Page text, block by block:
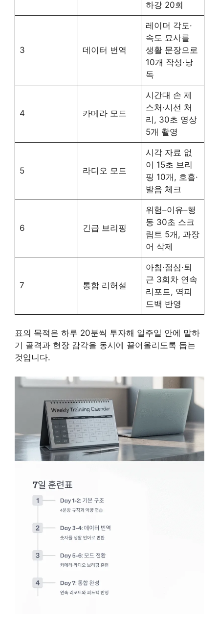
하강 20회
3 데이터 번역
레이더 각도·
속도 묘사를
생활 문장으로
10개 작성·낭
독
4 카메라 모드
시간대 손 제
스처·시선 처
리, 30초 영상
5개 촬영
5 라디오 모드
시각 자료 없
이 15초 브리
핑 10개, 호흡·
발음 체크
6 긴급 브리핑
위험–이유–행
동 30초 스크
립트 5개, 과장
어 삭제
7 통합 리허설
아침·점심·퇴
근 3회차 연속
리포트, 역피
드백 반영
표의 목적은 하루 20분씩 투자해 일주일 안에 말하
기 골격과 현장 감각을 동시에 끌어올리도록 돕는
것입니다.